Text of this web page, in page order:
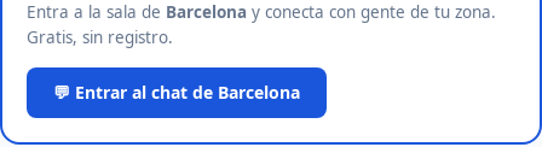
Entra a la sala de Barcelona y conecta con gente de tu zona.
Gratis, sin registro.
💬 Entrar al chat de Barcelona